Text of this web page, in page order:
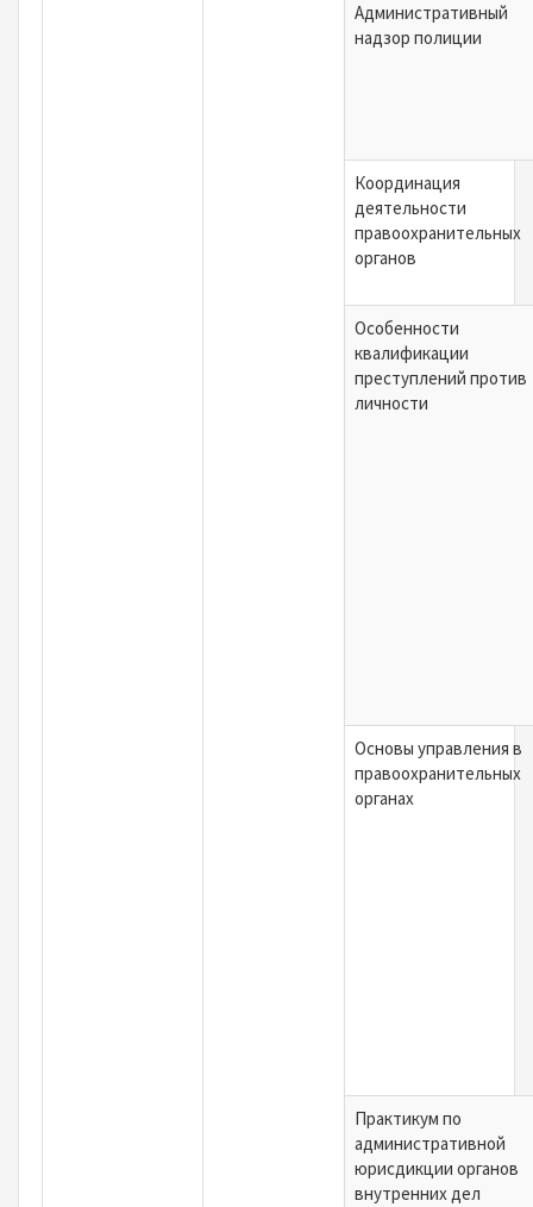
Административный
надзор полиции
Координация
деятельности
правоохранительных
органов
Особенности
квалификации
преступлений против
личности
Основы управления в
правоохранительных
органах
Практикум по
административной
юрисдикции органов
внутренних дел